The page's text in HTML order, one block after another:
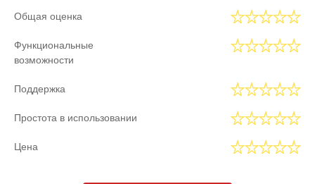
Общая оценка
Функциональные
возможности
Поддержка
Простота в использовании
Цена